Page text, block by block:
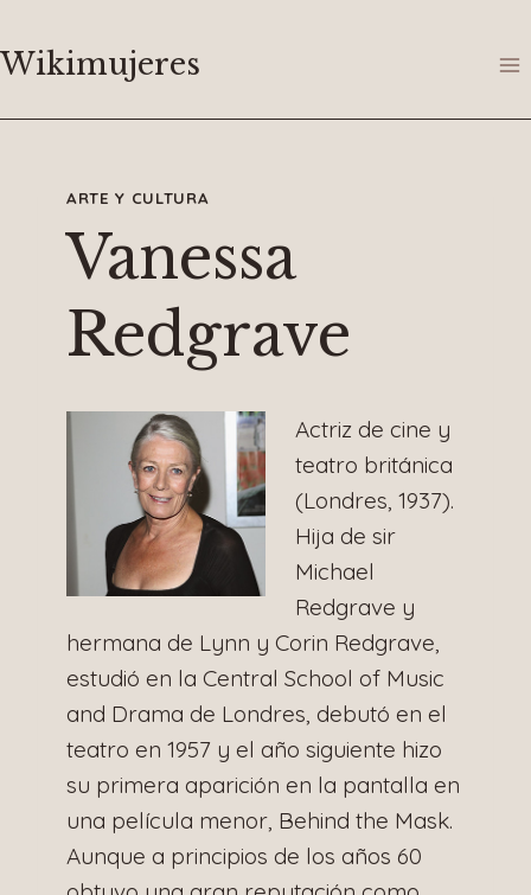
al
Wikimujeres
ARTE Y CULTURA
Vanessa
Redgrave
Actriz de cine y
teatro británica
(Londres, 1937).
Hija de sir
Michael
Redgrave y
hermana de Lynn y Corin Redgrave,
estudió en la Central School of Music
and Drama de Londres, debutó en el
teatro en 1957 y el año siguiente hizo
su primera aparición en la pantalla en
una película menor, Behind the Mask.
Aunque a principios de los años 60